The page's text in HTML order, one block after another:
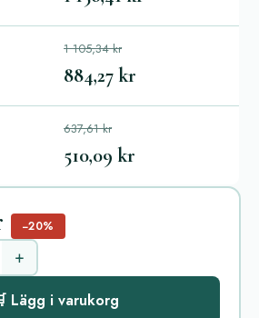
1 105,34 kr
884,27 kr
637,61 kr
510,09 kr
−20%
+
Lägg i varukorg